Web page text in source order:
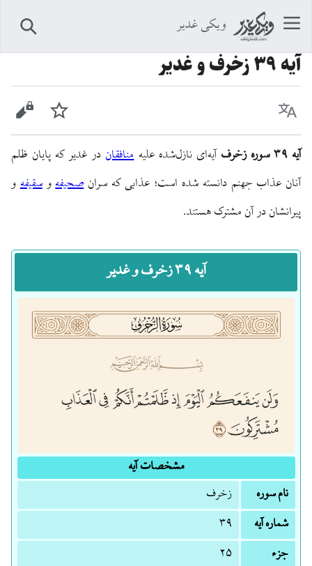
ویکی غدیر
آیه ۳۹ زخرف و غدیر
زبان پیگیری
آیه ۳۹ سوره زخرف آیه‌ای نازل‌شده علیهمنافقان در غدیر که پایان ظلم
آنان عذاب جهنم دانسته شده است؛ عذابی که سرانصحیفهوسقیفهو
پیرانشان در آن مشترک هستند.
آیه ۳۹ زخرف و غدیر
مشخصات آیه
نام سوره
زخرف
شماره آیه
۳۹
جزء
۲۵